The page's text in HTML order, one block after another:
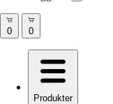
Produkter